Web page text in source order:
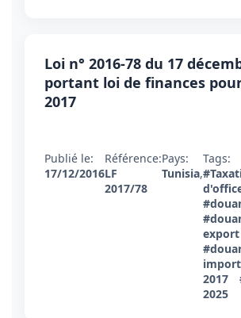
Loi n° 2016-78 du 17
portant loi de finances pour
2017
Publié le:
17/12/2016
Référence:
LF
2017/78
Pays:
Tunisia,
Tags:
export
import
2017
2025